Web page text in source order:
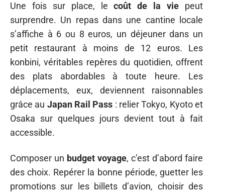
Une fois sur place, lecoût de la vie peut
surprendre. Un repas dans une cantine locale
s’affiche à 6 ou 8 euros, un déjeuner dans un
petit restaurant à moins de 12 euros. Les
konbini, véritables repères du quotidien, offrent
des plats abordables à toute heure. Les
déplacements, eux, deviennent raisonnables
grâce au Japan Rail Pass : relier Tokyo, Kyoto et
Osaka sur quelques jours devient tout à fait
accessible.
Composer un budget voyage, c’est d’abord faire
des choix. Repérer la bonne période, guetter les
promotions sur les billets d’avion, choisir des